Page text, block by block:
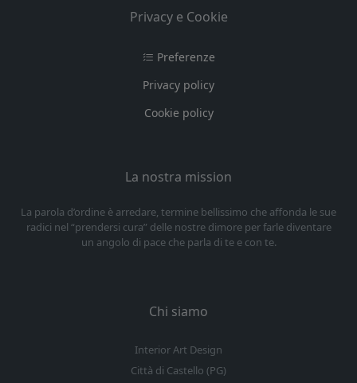
Privacy e Cookie
Preferenze
Privacy policy
Cookie policy
La nostra mission
La parola d’ordine è arredare, termine bellissimo che affonda le sue
radici nel “prendersi cura” delle nostre dimore per farle diventare
un angolo di pace che parla di te e con te.
Chi siamo
Interior Art Design
Città di Castello (PG)